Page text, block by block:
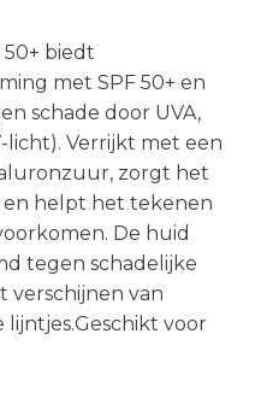
biedt
met SPF 50+ en
schade door UVA,
licht). Verrijkt met een
zorgt het
helpt het tekenen
De huid
tegen schadelijke
verschijnen van
voor